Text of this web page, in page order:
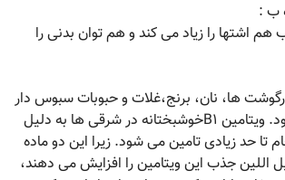
ب :
هم اشتها را زیاد می کند و هم توان بدنی را
ها، نان، برنج،غلات و حبوبات سبوس دار
و کامل یافت می شود. ویتامین B۱خوشبختانه در شرقی ها به دلیل
تا حد زیادی تامین می شود. زیرا این دو ماده
اللین جذب این ویتامین را افزایش می دهند،